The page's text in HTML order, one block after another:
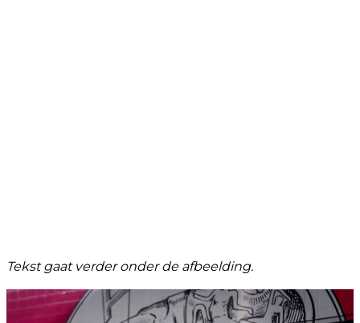
Tekst gaat verder onder de afbeelding.